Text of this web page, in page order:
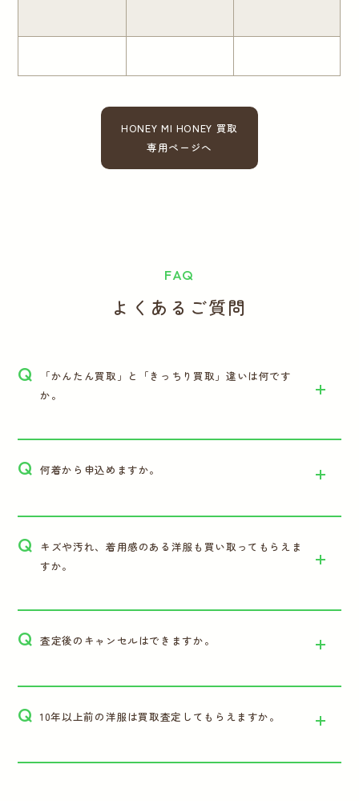
HONEY MI HONEY 買取
専用ページへ
FAQ
よくあるご質問
Q
「かんたん買取」と「きっちり買取」違いは何です
か。
Q 何着から申込めますか。
Q キズや汚れ、着用感のある洋服も買い取ってもらえま
すか。
Q 査定後のキャンセルはできますか。
Q 10年以上前の洋服は買取査定してもらえますか。